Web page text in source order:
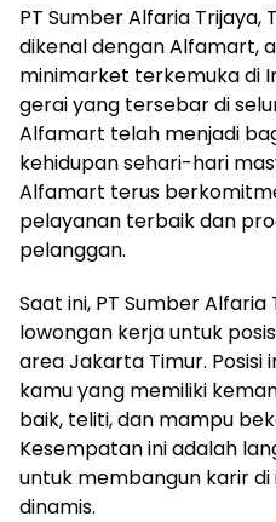
PT Sumber Alfaria Trijaya,
dikenal dengan Alfamart,
minimarket terkemuka di
gerai yang tersebar di
Alfamart telah menjadi
kehidupan sehari-hari
Alfamart terus
pelayanan terbaik dan
pelanggan.
Saat ini, PT Sumber
lowongan kerja untuk
area Jakarta Timur. Posisi
kamu yang memiliki
baik, teliti, dan mampu
Kesempatan ini adalah
untuk membangun karir
dinamis.